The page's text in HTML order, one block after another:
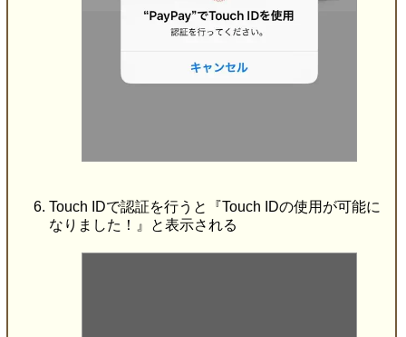
Touch IDで認証を行うと『Touch IDの使用が可能に
なりました！』と表示される